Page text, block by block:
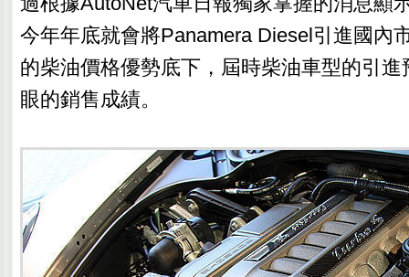
今年年底就會將Panamera Diesel引進國內
的柴油價格優勢底下，屆時柴油車型的引
眼的銷售成績。